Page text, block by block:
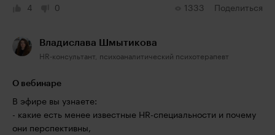
4 0 1333 Поделиться
Владислава Шмытикова
HR-консультант, психоаналитический психотерапевт
О вебинаре
В эфире вы узнаете:
- какие есть менее известные HR-специальности и почему
они перспективны,